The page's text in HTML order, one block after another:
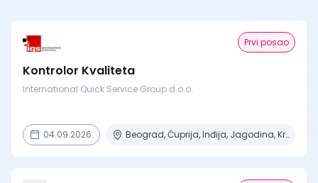
Prvi posao
Kontrolor Kvaliteta
International Quick Service Group d.o.o.
04.09.2026. Beograd, Ćuprija, Inđija, Jagodina, Kragujevac + 14 mesta